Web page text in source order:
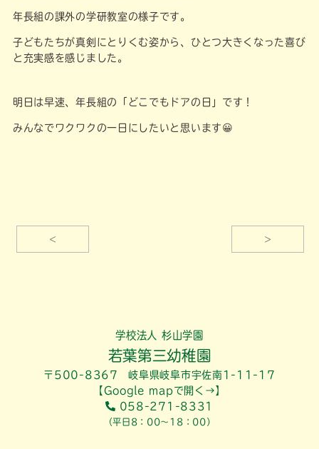
年長組の課外の学研教室の様子です。
子どもたちが真剣にとりくむ姿から、ひとつ大きくなった喜び
と充実感を感じました。
明日は早速、年長組の「どこでもドアの日」です！
みんなでワクワクの一日にしたいと思います😀
< >
学校法人 杉山学園
若葉第三幼稚園
〒500-8367 岐阜県岐阜市宇佐南1-11-17
【Google mapで開く→】
058-271-8331
（平日8：00～18：00）